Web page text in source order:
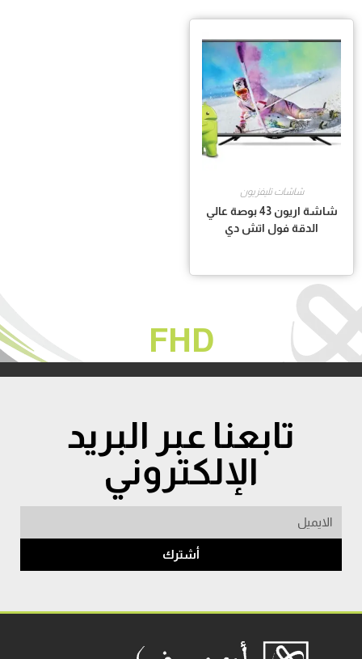
شاشات تليفزيون
شاشة اريون 43 بوصة عالي
الدقة فول اتش دي
FHD
تابعنا عبر البريد
الإلكتروني
أشترك